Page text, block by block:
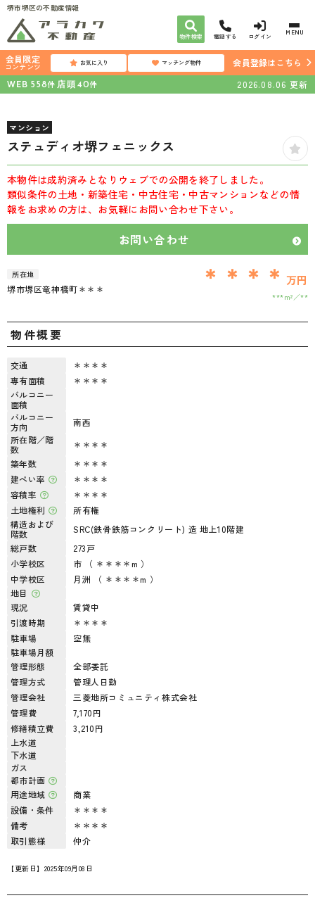
堺市堺区の不動産情報
物件検索 電話する ログイン MENU
会員限定
コンテンツ お気に入り マッチング物件
会員登録はこちら
WEB 558件 店頭 40件 2026.08.06 更新
マンション
ステュディオ堺フェニックス
本物件は成約済みとなりウェブでの公開を終了しました。
類似条件の土地・新築住宅・中古住宅・中古マンションなどの情
報をお求めの方は、お気軽にお問い合わせ下さい。
お問い合わせ
所在地
堺市堺区竜神橋町＊＊＊ ＊＊＊＊ 万円
***m² **
物件概要
交通
＊＊＊＊
専有面積
＊＊＊＊
バルコニー
面積
バルコニー
方向
南西
所在階／階
数
＊＊＊＊
築年数
＊＊＊＊
建ぺい率
＊＊＊＊
容積率
＊＊＊＊
土地権利
所有権
構造および
階数
SRC(鉄骨鉄筋コンクリート) 造 地上10階建
総戸数
273戸
小学校区
市 （ ＊＊＊＊m ）
中学校区
月洲 （ ＊＊＊＊m ）
地目
現況
賃貸中
引渡時期
＊＊＊＊
駐車場
空無
駐車場月額
管理形態
全部委託
管理方式
管理人日勤
管理会社
三菱地所コミュニティ株式会社
管理費
7,170円
修繕積立費
3,210円
上水道
下水道
ガス
都市計画
用途地域
商業
設備・条件
＊＊＊＊
備考
＊＊＊＊
取引態様
仲介
【更新日】2025年09月08日